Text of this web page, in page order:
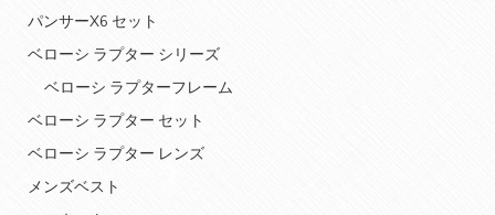
パンサーX6 セット
ベローシ ラプター シリーズ
ベローシ ラプターフレーム
ベローシ ラプター セット
ベローシ ラプター レンズ
メンズベスト